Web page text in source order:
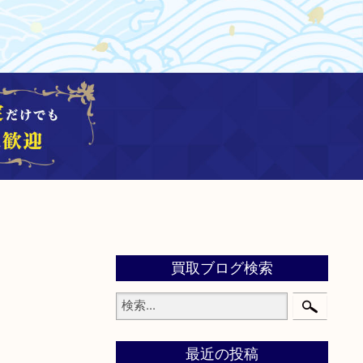
買取ブログ検索
最近の投稿